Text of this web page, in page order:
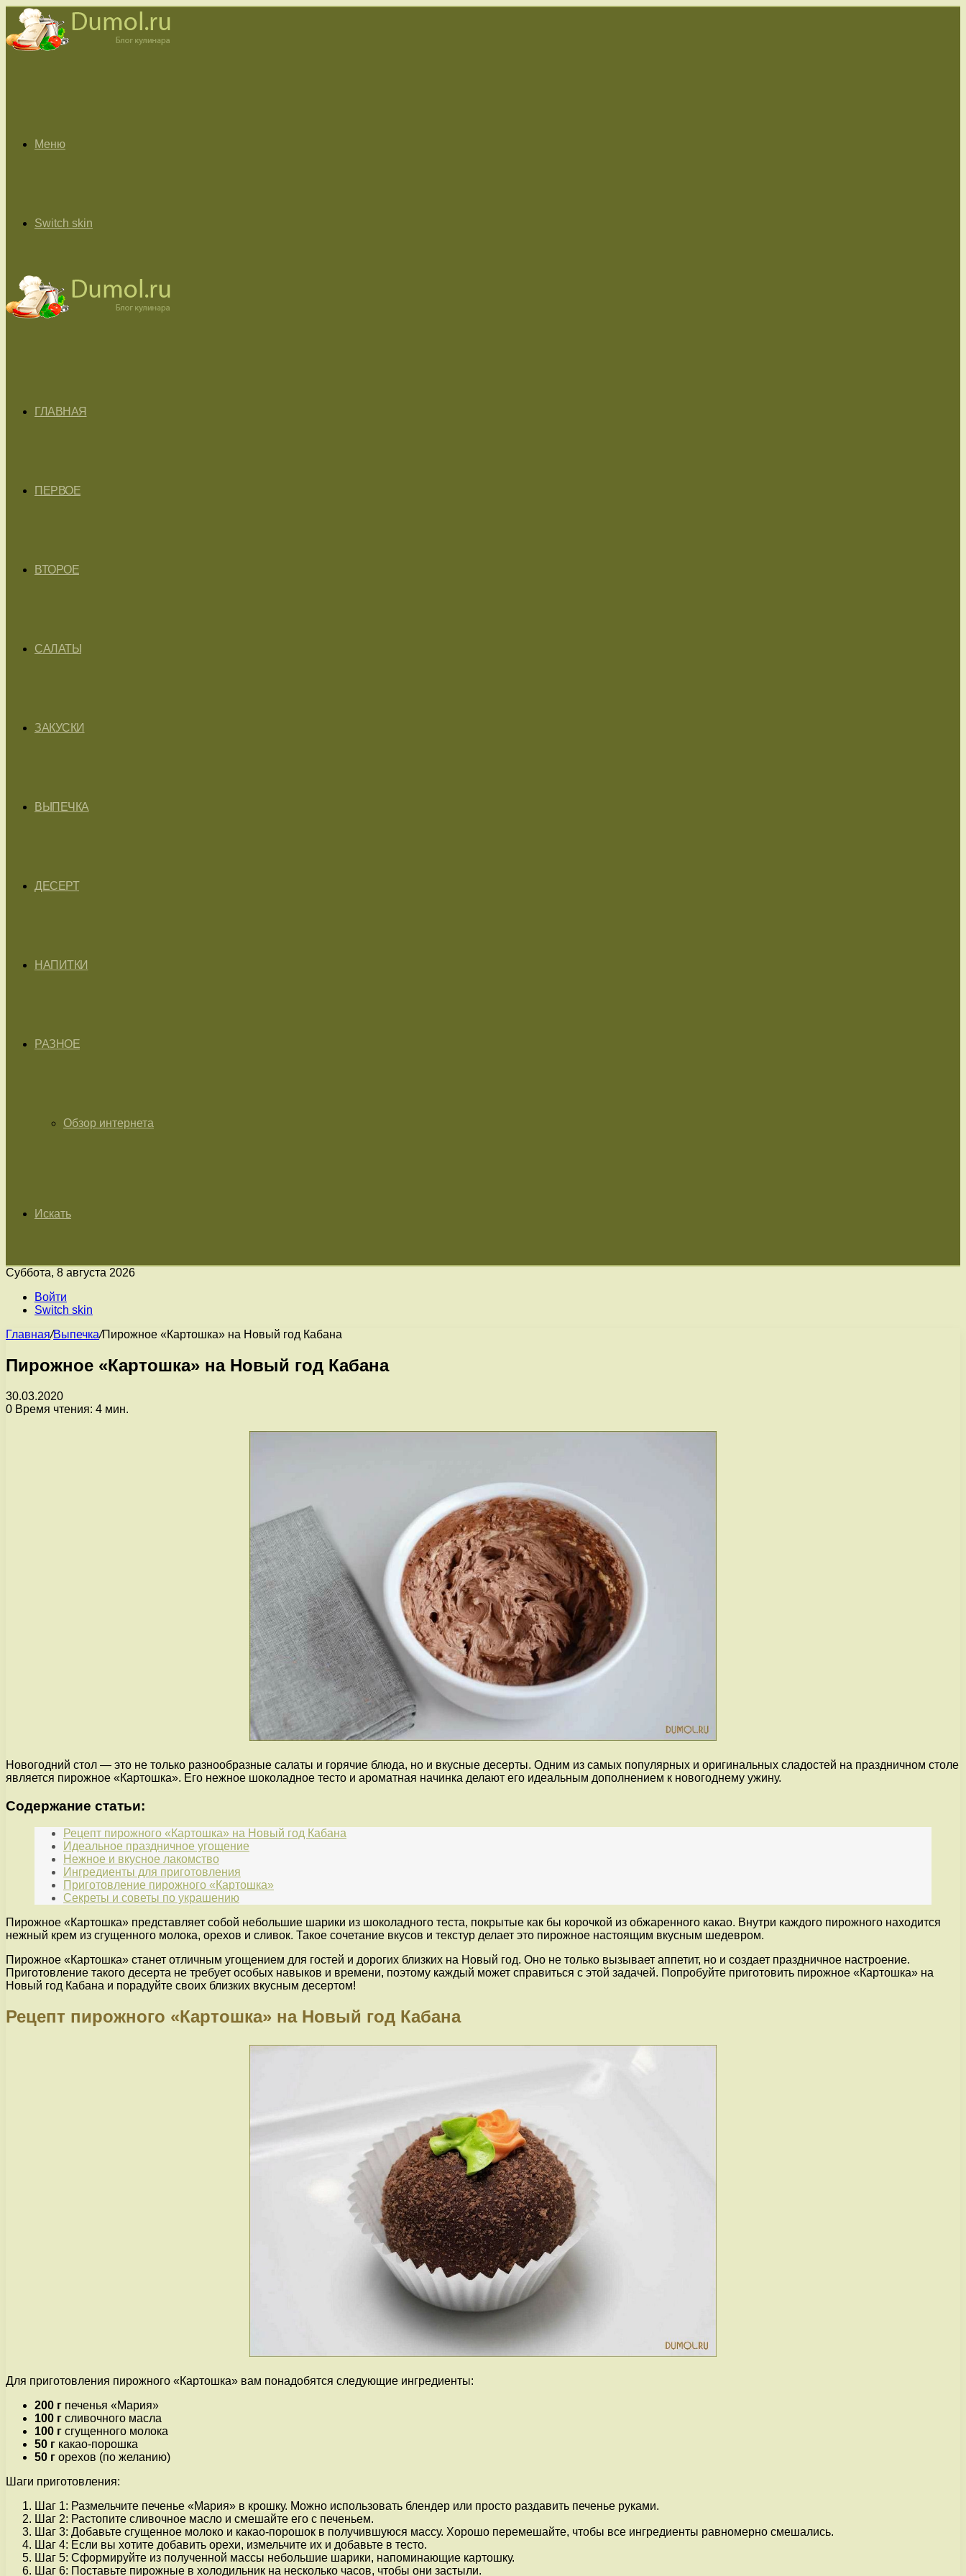
Меню
Switch skin
ГЛАВНАЯ
ПЕРВОЕ
ВТОРОЕ
САЛАТЫ
ЗАКУСКИ
ВЫПЕЧКА
ДЕСЕРТ
НАПИТКИ
РАЗНОЕ
Обзор интернета
Искать
Суббота, 8 августа 2026
Войти
Switch skin
Главная/Выпечка/Пирожное «Картошка» на Новый год Кабана
Пирожное «Картошка» на Новый год Кабана
30.03.2020
0 Время чтения: 4 мин.
Новогодний стол — это не только разнообразные салаты и горячие блюда, но и вкусные десерты. Одним из самых популярных и оригинальных сладостей на праздничном столе
является пирожное «Картошка». Его нежное шоколадное тесто и ароматная начинка делают его идеальным дополнением к новогоднему ужину.
Содержание статьи:
Рецепт пирожного «Картошка» на Новый год Кабана
Идеальное праздничное угощение
Нежное и вкусное лакомство
Ингредиенты для приготовления
Приготовление пирожного «Картошка»
Секреты и советы по украшению
Пирожное «Картошка» представляет собой небольшие шарики из шоколадного теста, покрытые как бы корочкой из обжаренного какао. Внутри каждого пирожного находится
нежный крем из сгущенного молока, орехов и сливок. Такое сочетание вкусов и текстур делает это пирожное настоящим вкусным шедевром.
Пирожное «Картошка» станет отличным угощением для гостей и дорогих близких на Новый год. Оно не только вызывает аппетит, но и создает праздничное настроение.
Приготовление такого десерта не требует особых навыков и времени, поэтому каждый может справиться с этой задачей. Попробуйте приготовить пирожное «Картошка» на
Новый год Кабана и порадуйте своих близких вкусным десертом!
Рецепт пирожного «Картошка» на Новый год Кабана
Для приготовления пирожного «Картошка» вам понадобятся следующие ингредиенты:
200 г печенья «Мария»
100 г сливочного масла
100 г сгущенного молока
50 г какао-порошка
50 г орехов (по желанию)
Шаги приготовления:
Шаг 1: Размельчите печенье «Мария» в крошку. Можно использовать блендер или просто раздавить печенье руками.
Шаг 2: Растопите сливочное масло и смешайте его с печеньем.
Шаг 3: Добавьте сгущенное молоко и какао-порошок в получившуюся массу. Хорошо перемешайте, чтобы все ингредиенты равномерно смешались.
Шаг 4: Если вы хотите добавить орехи, измельчите их и добавьте в тесто.
Шаг 5: Сформируйте из полученной массы небольшие шарики, напоминающие картошку.
Шаг 6: Поставьте пирожные в холодильник на несколько часов, чтобы они застыли.